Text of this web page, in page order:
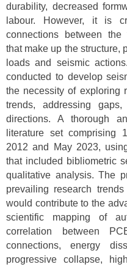
durability, decreased
labour. However, it is
connections between the
that make up the structure,
loads and seismic
conducted to develop
the necessity of exploring
trends, addressing
directions. A thorough
literature set comprising
2012 and May 2023,
that included bibliometric
qualitative analysis. The
prevailing research
would contribute to the
scientific mapping of
correlation between
connections, energy
progressive collapse,